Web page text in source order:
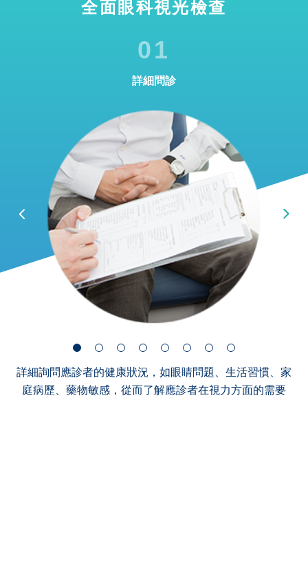
全面眼科視光檢查
01
詳細問診
詳細詢問應診者的健康狀況，如眼睛問題、生活習慣、家
庭病歷、藥物敏感，從而了解應診者在視力方面的需要